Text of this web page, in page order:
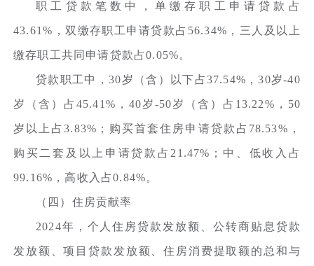
职工贷款笔数中，单缴存职工申请贷款占
43.61%，双缴存职工申请贷款占56.34%，三人及以上
缴存职工共同申请贷款占0.05%。
贷款职工中，30岁（含）以下占37.54%，30岁-40
岁（含）占45.41%，40岁-50岁（含）占13.22%，50
岁以上占3.83%；购买首套住房申请贷款占78.53%，
购买二套及以上申请贷款占21.47%；中、低收入占
99.16%，高收入占0.84%。
（四）住房贡献率
2024年，个人住房贷款发放额、公转商贴息贷款
发放额、项目贷款发放额、住房消费提取额的总和与